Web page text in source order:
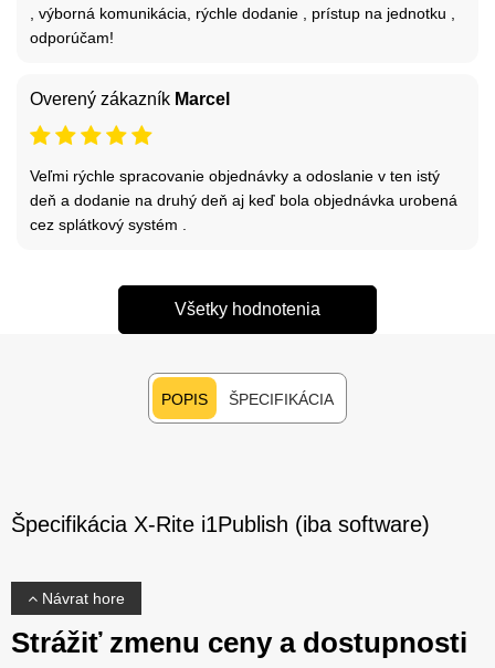
, výborná komunikácia, rýchle dodanie , prístup na jednotku ,
odporúčam!
Overený zákazník Marcel
Veľmi rýchle spracovanie objednávky a odoslanie v ten istý
deň a dodanie na druhý deň aj keď bola objednávka urobená
cez splátkový systém .
Všetky hodnotenia
POPIS ŠPECIFIKÁCIA
Špecifikácia X-Rite i1Publish (iba software)
Návrat hore
Strážiť zmenu ceny a dostupnosti